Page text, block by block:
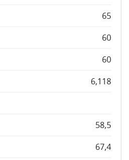
65
60
60
6,118
58,5
67,4